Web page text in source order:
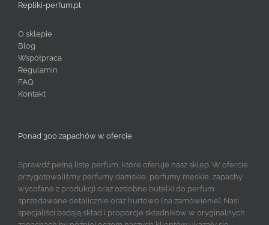
Repliki-perfum.pl
O sklepie
Blog
Współpraca
Regulamin
FAQ
Kontakt
Ponad 300 zapachów w ofercie
Sprawdź pełną listę perfum, które oferuje nasz sklep. W ofercie
przygotowaliśmy perfumy damskie, perfumy męskie, zapachy
wycofane z produkcji oraz ozdobne butelki do perfum
sprzedawane detalicznie oraz hurtowo (na zamówienie). Nasi
specjaliści badają skład i proporcje składników w oryginalnych